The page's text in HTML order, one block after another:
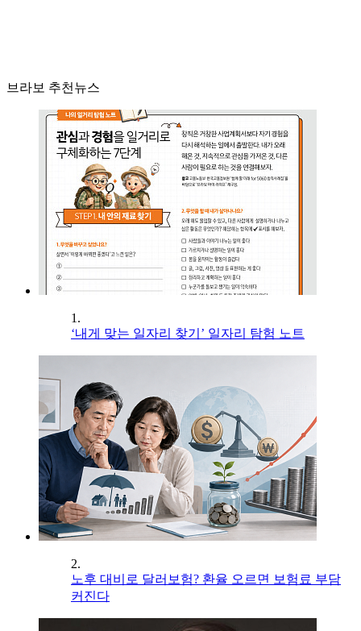
브라보 추천뉴스
1.
‘내게 맞는 일자리 찾기’ 일자리 탐험 노트
2.
노후 대비로 달러보험? 환율 오르면 보험료 부담
커진다